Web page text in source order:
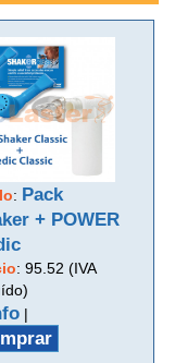
: Pack
+ POWER
:95.52 (IVA
|